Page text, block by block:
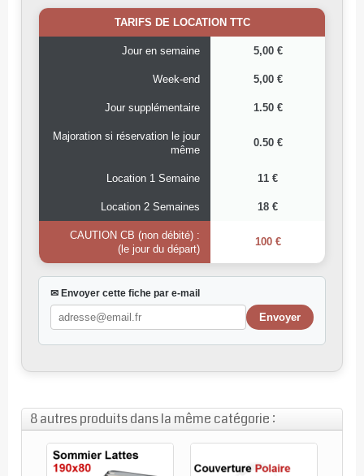
TARIFS DE LOCATION TTC
Jour en semaine 5,00 €
Week-end 5,00 €
Jour supplémentaire 1.50 €
Majoration si réservation le jour
même
0.50 €
Location 1 Semaine 11 €
Location 2 Semaines 18 €
CAUTION CB (non débité) :
(le jour du départ)
100 €
✉ Envoyer cette fiche par e-mail
8 autres produits dans la même catégorie :